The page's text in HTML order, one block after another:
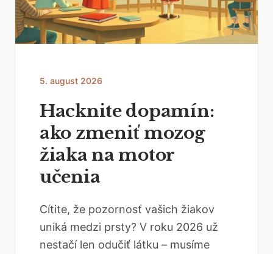
5. august 2026
Hacknite dopamín:
ako zmeniť mozog
žiaka na motor
učenia
Cítite, že pozornosť vašich žiakov
uniká medzi prsty? V roku 2026 už
nestačí len odučiť látku – musíme